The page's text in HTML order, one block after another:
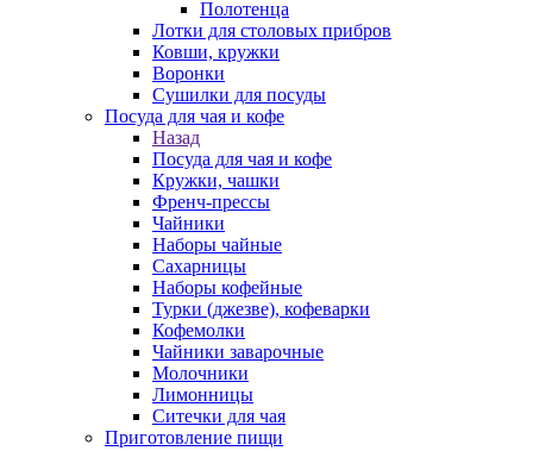
Полотенца
Лотки для столовых прибров
Ковши, кружки
Воронки
Сушилки для посуды
Посуда для чая и кофе
Назад
Посуда для чая и кофе
Кружки, чашки
Френч-прессы
Чайники
Наборы чайные
Сахарницы
Наборы кофейные
Турки (джезве), кофеварки
Кофемолки
Чайники заварочные
Молочники
Лимонницы
Ситечки для чая
Приготовление пищи